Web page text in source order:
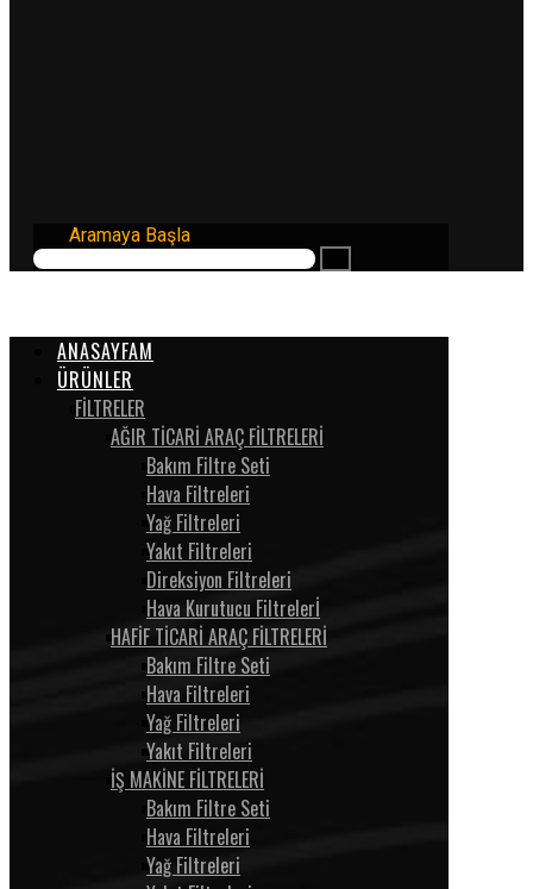
Aramaya Başla
ANASAYFAM
ÜRÜNLER
FİLTRELER
AĞIR TİCARİ ARAÇ FİLTRELERİ
Bakım Filtre Seti
Hava Filtreleri
Yağ Filtreleri
Yakıt Filtreleri
Direksiyon Filtreleri
Hava Kurutucu Filtrelerİ
HAFİF TİCARİ ARAÇ FİLTRELERİ
Bakım Filtre Seti
Hava Filtreleri
Yağ Filtreleri
Yakıt Filtreleri
İŞ MAKİNE FİLTRELERİ
Bakım Filtre Seti
Hava Filtreleri
Yağ Filtreleri